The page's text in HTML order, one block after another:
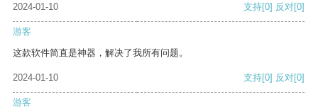
2024-01-10 支持[0] 反对[0]
游客
这款软件简直是神器，解决了我所有问题。
2024-01-10 支持[0] 反对[0]
游客